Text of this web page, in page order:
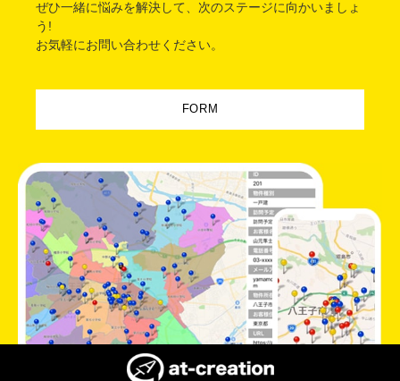
ぜひ一緒に悩みを解決して、次のステージに向かいましょ
う!
お気軽にお問い合わせください。
FORM